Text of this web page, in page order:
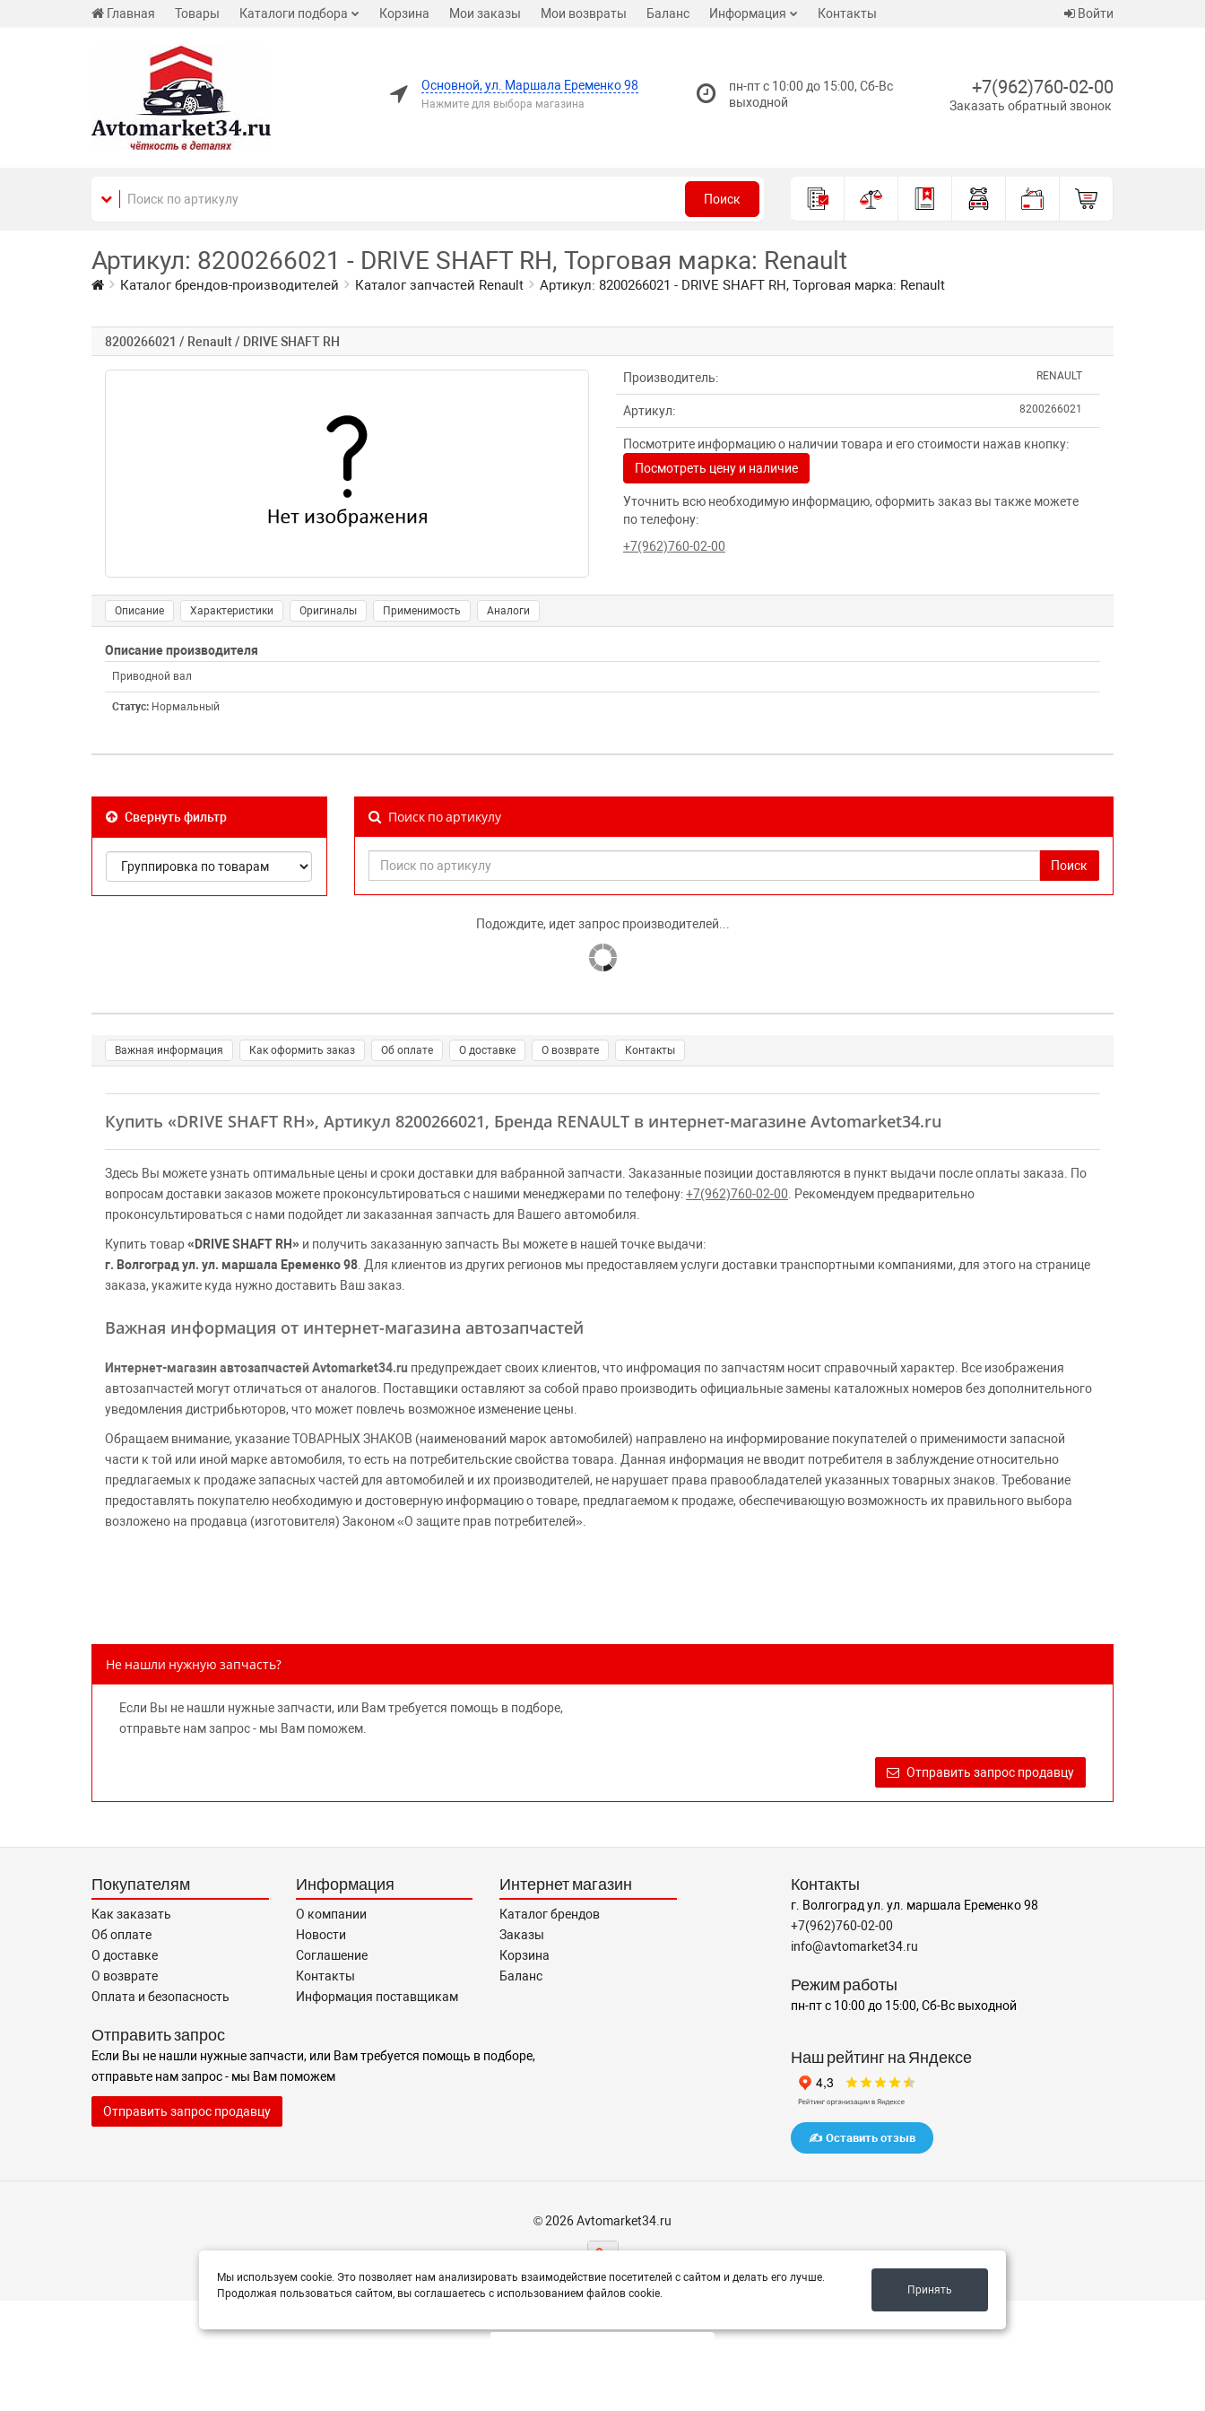
Главная Товары Каталоги подбора Корзина Мои заказы Мои возвраты Баланс Информация Контакты Войти
Основной, ул. Маршала Еременко 98
Нажмите для выбора магазина
пн-пт с 10:00 до 15:00, Сб-Вс
выходной
+7(962)760-02-00
Заказать обратный звонок
Поиск
Артикул: 8200266021 - DRIVE SHAFT RH, Торговая марка: Renault
Каталог брендов-производителей Каталог запчастей Renault Артикул: 8200266021 - DRIVE SHAFT RH, Торговая марка: Renault
8200266021 / Renault / DRIVE SHAFT RH
Производитель: RENAULT
Артикул: 8200266021
Посмотрите информацию о наличии товара и его стоимости нажав кнопку:
Посмотреть цену и наличие
Уточнить всю необходимую информацию, оформить заказ вы также можете
по телефону:
+7(962)760-02-00
Описание Характеристики Оригиналы Применимость Аналоги
Описание производителя
Приводной вал
Статус: Нормальный
Свернуть фильтр Поиск по артикулу
Поиск
Подождите, идет запрос производителей...
Важная информация Как оформить заказ Об оплате О доставке О возврате Контакты
Купить «DRIVE SHAFT RH», Артикул 8200266021, Бренда RENAULT в интернет-магазине Avtomarket34.ru
Здесь Вы можете узнать оптимальные цены и сроки доставки для вабранной запчасти. Заказанные позиции доставляются в пункт выдачи после оплаты заказа. По
вопросам доставки заказов можете проконсультироваться с нашими менеджерами по телефону:+7(962)760-02-00 . Рекомендуем предварительно
проконсультироваться с нами подойдет ли заказанная запчасть для Вашего автомобиля.
Купить товар«DRIVE SHAFT RH» и получить заказанную запчасть Вы можете в нашей точке выдачи:
г. Волгоград ул. ул. маршала Еременко 98 . Для клиентов из других регионов мы предоставляем услуги доставки транспортными компаниями, для этого на странице
заказа, укажите куда нужно доставить Ваш заказ.
Важная информация от интернет-магазина автозапчастей
Интернет-магазин автозапчастей Avtomarket34.ru предупреждает своих клиентов, что инфромация по запчастям носит справочный характер. Все изображения
автозапчастей могут отличаться от аналогов. Поставщики оставляют за собой право производить официальные замены каталожных номеров без дополнительного
уведомления дистрибьюторов, что может повлечь возможное изменение цены.
Обращаем внимание, указание ТОВАРНЫХ ЗНАКОВ (наименований марок автомобилей) направлено на информирование покупателей о применимости запасной
части к той или иной марке автомобиля, то есть на потребительские свойства товара. Данная информация не вводит потребителя в заблуждение относительно
предлагаемых к продаже запасных частей для автомобилей и их производителей, не нарушает права правообладателей указанных товарных знаков. Требование
предоставлять покупателю необходимую и достоверную информацию о товаре, предлагаемом к продаже, обеспечивающую возможность их правильного выбора
возложено на продавца (изготовителя) Законом «О защите прав потребителей».
Не нашли нужную запчасть?
Если Вы не нашли нужные запчасти, или Вам требуется помощь в подборе,
отправьте нам запрос - мы Вам поможем.
Отправить запрос продавцу
Покупателям
Как заказать
Об оплате
О доставке
О возврате
Оплата и безопасность
Информация
О компании
Новости
Соглашение
Контакты
Информация поставщикам
Интернет магазин
Каталог брендов
Заказы
Корзина
Баланс
Отправить запрос
Если Вы не нашли нужные запчасти, или Вам требуется помощь в подборе,
отправьте нам запрос - мы Вам поможем
Отправить запрос продавцу
Контакты
г. Волгоград ул. ул. маршала Еременко 98
+7(962)760-02-00
info@avtomarket34.ru
Режим работы
пн-пт с 10:00 до 15:00, Сб-Вс выходной
Наш рейтинг на Яндексе
✍️ Оставить отзыв
© 2026 Avtomarket34.ru
Мы используем cookie. Это позволяет нам анализировать взаимодействие посетителей с сайтом и делать его лучше.
Продолжая пользоваться сайтом, вы соглашаетесь с использованием файлов cookie.
Принять